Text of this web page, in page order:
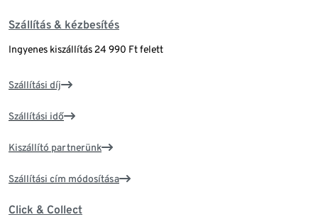
Szállítás & kézbesítés
Ingyenes kiszállítás 24 990 Ft felett
Szállítási díj
Szállítási idő
Kiszállító partnerünk
Szállítási cím módosítása
Click & Collect